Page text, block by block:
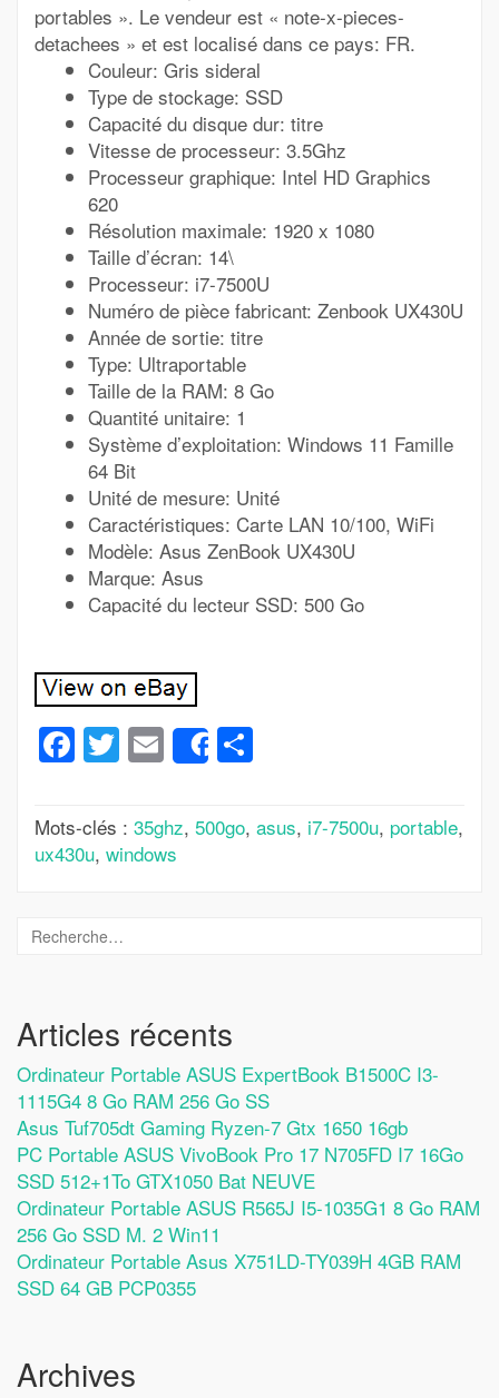
portables ». Le vendeur est « note-x-pieces-
detachees » et est localisé dans ce pays: FR.
Couleur: Gris sideral
Type de stockage: SSD
Capacité du disque dur: titre
Vitesse de processeur: 3.5Ghz
Processeur graphique: Intel HD Graphics
620
Résolution maximale: 1920 x 1080
Taille d’écran: 14\
Processeur: i7-7500U
Numéro de pièce fabricant: Zenbook UX430U
Année de sortie: titre
Type: Ultraportable
Taille de la RAM: 8 Go
Quantité unitaire: 1
Système d’exploitation: Windows 11 Famille
64 Bit
Unité de mesure: Unité
Caractéristiques: Carte LAN 10/100, WiFi
Modèle: Asus ZenBook UX430U
Marque: Asus
Capacité du lecteur SSD: 500 Go
Facebook
Twitter
Email
Share
Mots-clés : 35ghz, 500go, asus, i7-7500u, portable,
ux430u, windows
Articles récents
Ordinateur Portable ASUS ExpertBook B1500C I3-
1115G4 8 Go RAM 256 Go SS
Asus Tuf705dt Gaming Ryzen-7 Gtx 1650 16gb
PC Portable ASUS VivoBook Pro 17 N705FD I7 16Go
SSD 512+1To GTX1050 Bat NEUVE
Ordinateur Portable ASUS R565J I5-1035G1 8 Go RAM
256 Go SSD M. 2 Win11
Ordinateur Portable Asus X751LD-TY039H 4GB RAM
SSD 64 GB PCP0355
Archives